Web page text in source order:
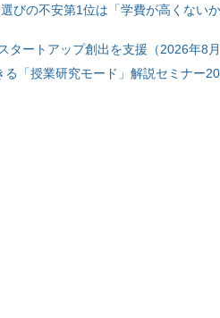
びの不安第1位は「学費が高くない
ートアップ創出を支援（2026年8月
「授業研究モード」解説セミナー